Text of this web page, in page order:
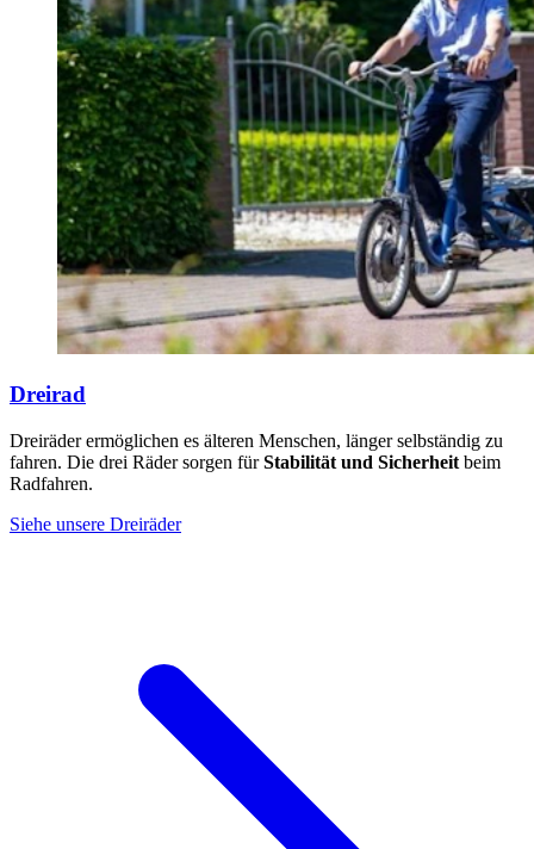
Dreirad
Dreiräder ermöglichen es älteren Menschen, länger selbständig zu
fahren. Die drei Räder sorgen fürStabilität und Sicherheit beim
Radfahren.
Siehe unsere Dreiräder